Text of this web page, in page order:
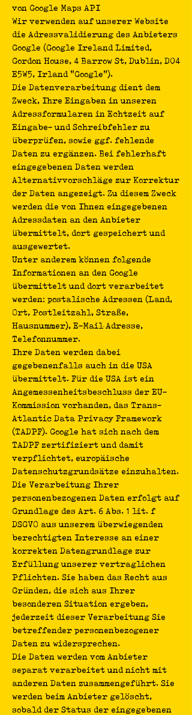
von Google Maps API
Wir verwenden auf unserer Website
die Adressvalidierung des Anbieters
Google (Google Ireland Limited,
Gordon House, 4 Barrow St, Dublin, D04
E5W5, Irland "Google").
Die Datenverarbeitung dient dem
Zweck, Ihre Eingaben in unseren
Adressformularen in Echtzeit auf
Eingabe- und Schreibfehler zu
überprüfen, sowie ggf. fehlende
Daten zu ergänzen. Bei fehlerhaft
eingegebenen Daten werden
Alternativvorschläge zur Korrektur
der Daten angezeigt. Zu diesem Zweck
werden die von Ihnen eingegebenen
Adressdaten an den Anbieter
übermittelt, dort gespeichert und
ausgewertet.
Unter anderem können folgende
Informationen an den Google
übermittelt und dort verarbeitet
werden: postalische Adressen (Land,
Ort, Postleitzahl, Straße,
Hausnummer), E-Mail Adresse,
Telefonnummer.
Ihre Daten werden dabei
gegebenenfalls auch in die USA
übermittelt. Für die USA ist ein
Angemessenheitsbeschluss der EU-
Kommission vorhanden, das Trans-
Atlantic Data Privacy Framework
(TADPF). Google hat sich nach dem
TADPF zertifiziert und damit
verpflichtet, europäische
Datenschutzgrundsätze einzuhalten.
Die Verarbeitung Ihrer
personenbezogenen Daten erfolgt auf
Grundlage des Art. 6 Abs. 1 lit. f
DSGVO aus unserem überwiegenden
berechtigten Interesse an einer
korrekten Datengrundlage zur
Erfüllung unserer vertraglichen
Pflichten. Sie haben das Recht aus
Gründen, die sich aus Ihrer
besonderen Situation ergeben,
jederzeit dieser Verarbeitung Sie
betreffender personenbezogener
Daten zu widersprechen.
Die Daten werden vom Anbieter
separat verarbeitet und nicht mit
anderen Daten zusammengeführt. Sie
werden beim Anbieter gelöscht,
sobald der Status der eingegebenen